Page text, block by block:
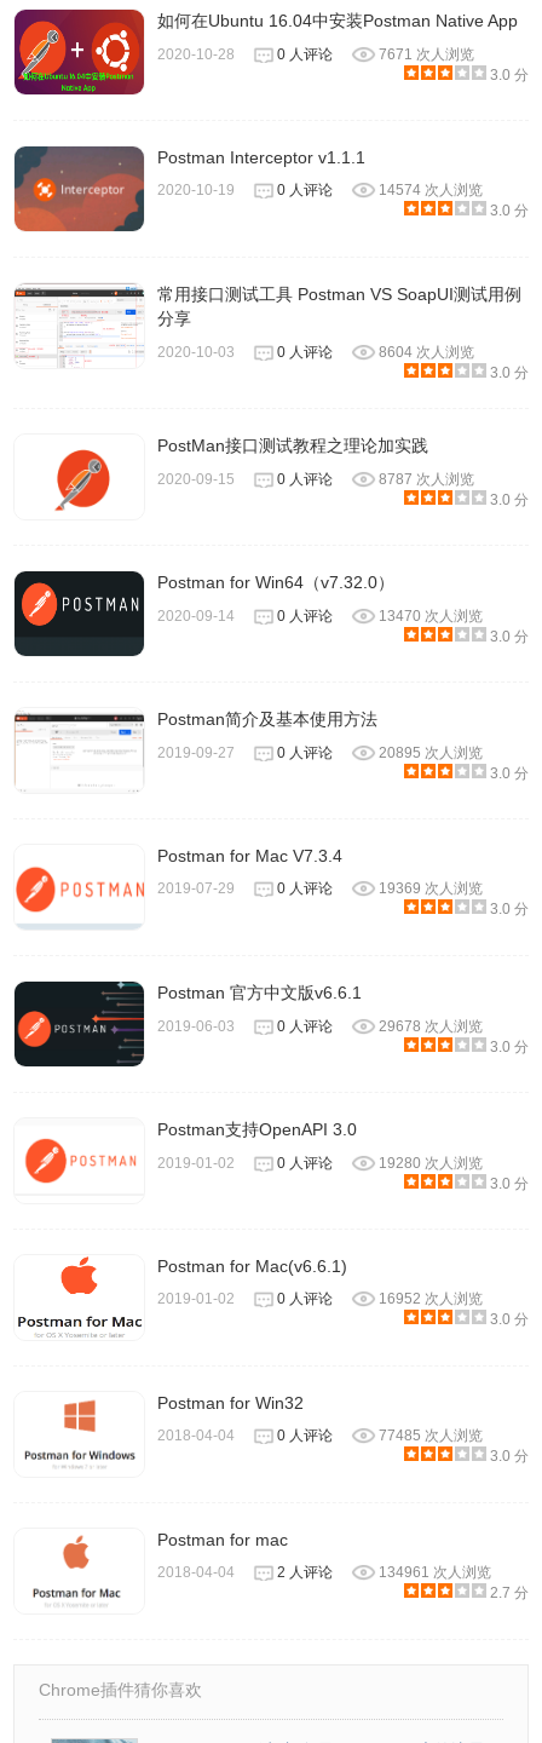
如何在Ubuntu 16.04中安装Postman Native App
2020-10-28 0 人评论
7671 次人浏览
3.0 分
Postman Interceptor v1.1.1
2020-10-19 0 人评论
14574 次人浏览
3.0 分
常用接口测试工具 Postman VS SoapUI测试用例
分享
2020-10-03 0 人评论
8604 次人浏览
3.0 分
PostMan接口测试教程之理论加实践
2020-09-15 0 人评论
8787 次人浏览
3.0 分
Postman for Win64（v7.32.0）
2020-09-14 0 人评论
13470 次人浏览
3.0 分
Postman简介及基本使用方法
2019-09-27 0 人评论
20895 次人浏览
3.0 分
Postman for Mac V7.3.4
2019-07-29 0 人评论
19369 次人浏览
3.0 分
Postman 官方中文版v6.6.1
2019-06-03 0 人评论
29678 次人浏览
3.0 分
Postman支持OpenAPI 3.0
2019-01-02 0 人评论
19280 次人浏览
3.0 分
Postman for Mac(v6.6.1)
2019-01-02 0 人评论
16952 次人浏览
3.0 分
Postman for Win32
2018-04-04 0 人评论
77485 次人浏览
3.0 分
Postman for mac
2018-04-04 2 人评论
134961 次人浏览
2.7 分
Chrome插件猜你喜欢